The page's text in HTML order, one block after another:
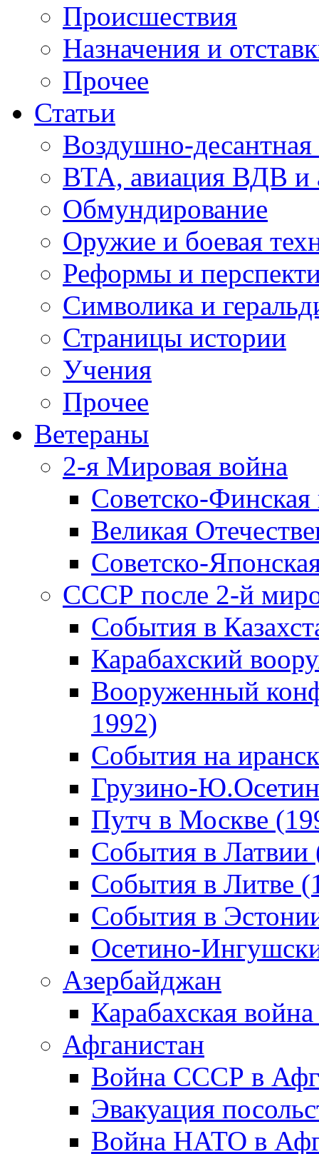
Происшествия
Назначения и
Прочее
Статьи
Воздушно-десантная
ВТА, авиация ВДВ и
Обмундирование
Оружие и боевая
Реформы и
Символика и
Страницы истории
Учения
Прочее
Ветераны
2-я Мировая война
Советско-
Великая
Советско-
СССР после 2-й
События в
Карабахский
Вооруженный
1992)
События на
Грузино-
Путч в Москве
События в Латвии
События в Литве
События в
Осетино-
Азербайджан
Карабахская
Афганистан
Война СССР в
Эвакуация
Война НАТО в